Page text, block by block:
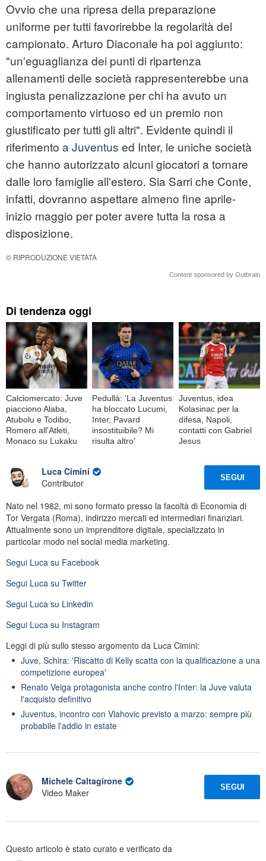
Ovvio che una ripresa della preparazione
uniforme per tutti favorirebbe la regolarità del
campionato. Arturo Diaconale ha poi aggiunto:
"un'eguaglianza dei punti di ripartenza
allenamenti delle società rappresenterebbe una
ingiusta penalizzazione per chi ha avuto un
comportamento virtuoso ed un premio non
giustificato per tutti gli altri". Evidente quindi il
riferimento a Juventus ed Inter, le uniche società
che hanno autorizzato alcuni giocatori a tornare
dalle loro famiglie all'estero. Sia Sarri che Conte,
infatti, dovranno aspettare almeno fine aprile-
inizio maggio per poter avere tutta la rosa a
disposizione.
© RIPRODUZIONE VIETATA
Content sponsored by Outbrain
Di tendenza oggi
Calciomercato: Juve
piacciono Alaba,
Atubolu e Todibo,
Romero all'Atleti,
Monaco su Lukaku
Pedullà: 'La Juventus
ha bloccato Lucumi,
Inter, Pavard
insostituibile? Mi
risulta altro'
Juventus, idea
Kolasinac per la
difesa, Napoli,
contatti con Gabriel
Jesus
Luca Cimini
Contributor
SEGUI
Nato nel 1982, mi sono formato presso la facoltà di Economia di
Tor Vergata (Roma), indirizzo mercati ed intermediari finanziari.
Attualmente sono un imprenditore digitale, specializzato in
particolar modo nel social media marketing.
Segui Luca su Facebook
Segui Luca su Twitter
Segui Luca su Linkedin
Segui Luca su Instagram
Leggi di più sullo stesso argomento da Luca Cimini:
Juve, Schira: 'Riscatto di Kelly scatta con la qualificazione a una
competizione europea'
Renato Veiga protagonista anche contro l'Inter: la Juve valuta
l'acquisto definitivo
Juventus, incontro con Vlahovic previsto a marzo: sempre più
probabile l'addio in estate
Michele Caltagirone
Video Maker
SEGUI
Questo articolo è stato curato e verificato da